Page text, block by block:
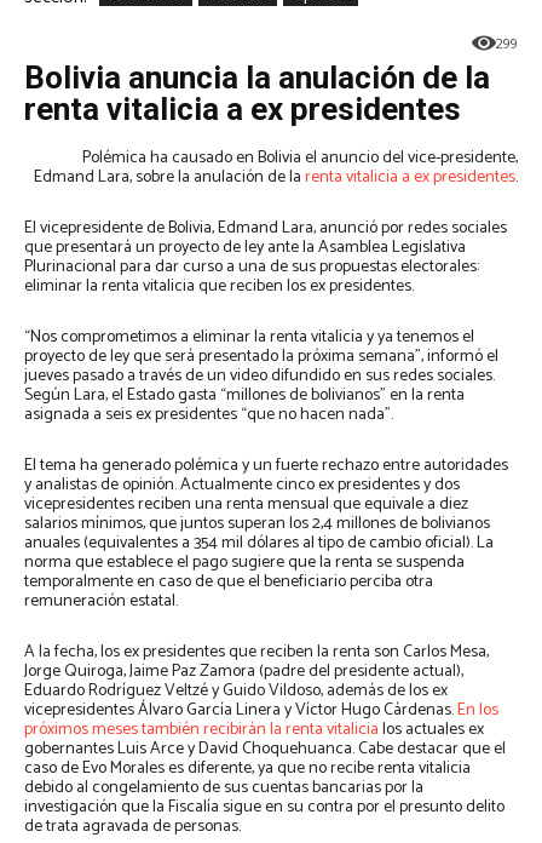
299
Bolivia anuncia la anulación de la
renta vitalicia a ex presidentes
Polémica ha causado en Bolivia el anuncio del vice-presidente,
Edmand Lara, sobre la anulación de larenta vitalicia a ex presidentes.
El vicepresidente de Bolivia, Edmand Lara, anunció por redes sociales
que presentará un proyecto de ley ante la Asamblea Legislativa
Plurinacional para dar curso a una de sus propuestas electorales:
eliminar la renta vitalicia que reciben los ex presidentes.
“Nos comprometimos a eliminar la renta vitalicia y ya tenemos el
proyecto de ley que será presentado la próxima semana”, informó el
jueves pasado a través de un video difundido en sus redes sociales.
Según Lara, el Estado gasta “millones de bolivianos” en la renta
asignada a seis ex presidentes “que no hacen nada”.
El tema ha generado polémica y un fuerte rechazo entre autoridades
y analistas de opinión. Actualmente cinco ex presidentes y dos
vicepresidentes reciben una renta mensual que equivale a diez
salarios mínimos, que juntos superan los 2,4 millones de bolivianos
anuales (equivalentes a 354 mil dólares al tipo de cambio oficial). La
norma que establece el pago sugiere que la renta se suspenda
temporalmente en caso de que el beneficiario perciba otra
remuneración estatal.
A la fecha, los ex presidentes que reciben la renta son Carlos Mesa,
Jorge Quiroga, Jaime Paz Zamora (padre del presidente actual),
Eduardo Rodríguez Veltzé y Guido Vildoso, además de los ex
vicepresidentes Álvaro García Linera y Víctor Hugo Cárdenas.En los
próximos meses también recibirán la renta vitalicialos actuales ex
gobernantes Luis Arce y David Choquehuanca. Cabe destacar que el
caso de Evo Morales es diferente, ya que no recibe renta vitalicia
debido al congelamiento de sus cuentas bancarias por la
investigación que la Fiscalía sigue en su contra por el presunto delito
de trata agravada de personas.